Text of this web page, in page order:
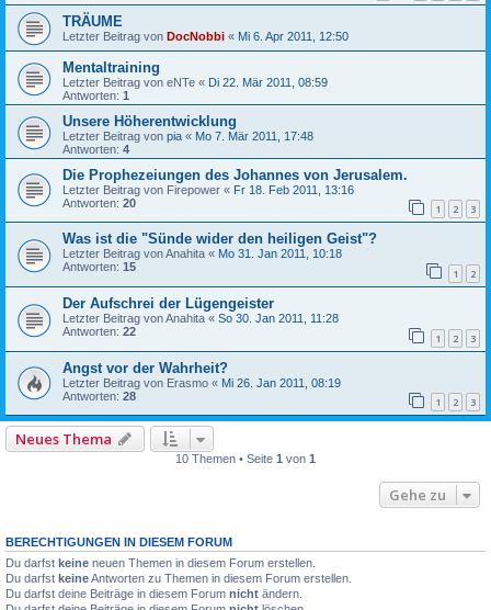
TRÄUME
Letzter Beitrag von DocNobbi « Mi 6. Apr 2011, 12:50
Mentaltraining
Letzter Beitrag von eNTe « Di 22. Mär 2011, 08:59
Antworten: 1
Unsere Höherentwicklung
Letzter Beitrag von pia « Mo 7. Mär 2011, 17:48
Antworten: 4
Die Prophezeiungen des Johannes von Jerusalem.
Letzter Beitrag von Firepower « Fr 18. Feb 2011, 13:16
Antworten: 20 1 2 3
Was ist die "Sünde wider den heiligen Geist"?
Letzter Beitrag vonAnahita « Mo 31. Jan 2011, 10:18
Antworten: 15 1 2
Der Aufschrei der Lügengeister
Letzter Beitrag vonAnahita « So 30. Jan 2011, 11:28
Antworten: 22 1 2 3
Angst vor der Wahrheit?
Letzter Beitrag von Erasmo « Mi 26. Jan 2011, 08:19
Antworten: 28 1 2 3
Neues Thema
10 Themen • Seite 1 von 1
Gehe zu
BERECHTIGUNGEN IN DIESEM FORUM
Du darfst keine neuen Themen in diesem Forum erstellen.
Du darfst keineAntworten zu Themen in diesem Forum erstellen.
Du darfst deine Beiträge in diesem Forum nicht ändern.